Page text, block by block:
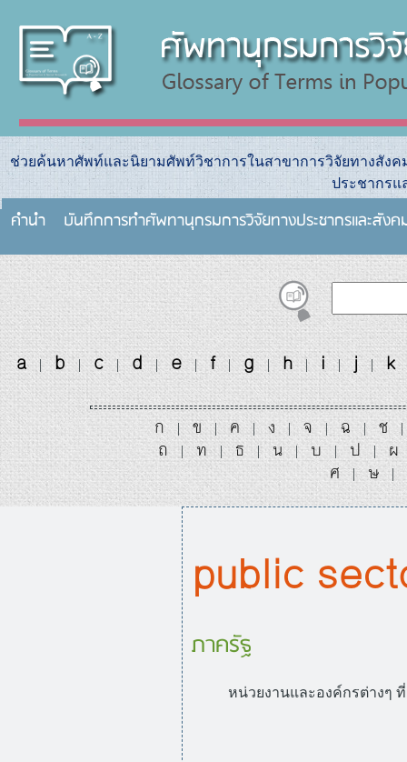
ช่วยค้นหาศัพท์และนิยามศัพท์วิชาการในสาขาการวิจัยทางสัง
ประชากรแ
คำนำ บันทึกการทําศัพทานุกรมการวิจัยทางประชากรและสัง
a | b | c | d | e | f | g | h | i | j | k
ก | ข | ค | ง | จ | ฉ | ช |
ถ | ท | ธ | น | บ | ป |
ผ
ศ
| ษ |
public
ภาครัฐ
หน่วยงานและองค์กรต่างๆ